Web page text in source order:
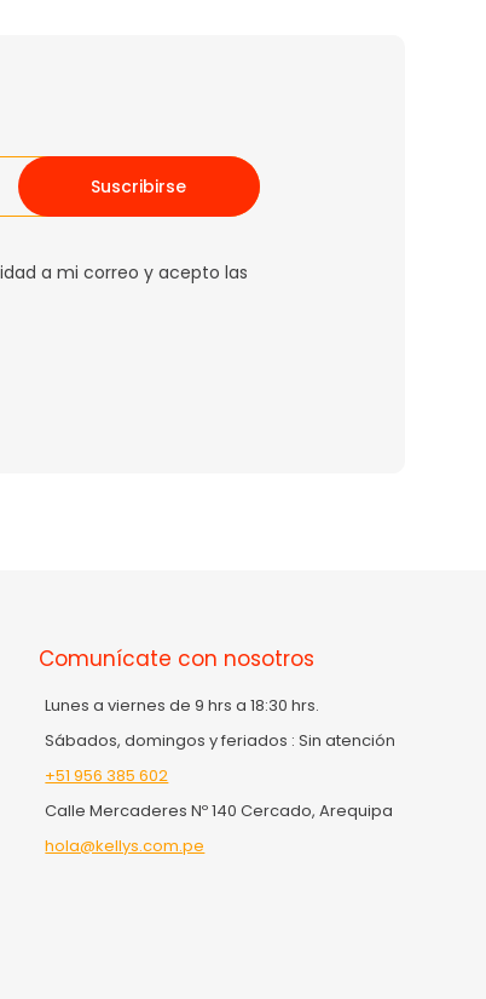
Suscribirse
a mi correo y acepto las
Comunícate con nosotros
Lunes a viernes de 9 hrs a 18:30 hrs.
Sábados, domingos y feriados : Sin atención
+51 956 385 602
Calle Mercaderes Nº 140 Cercado, Arequipa
hola@kellys.com.pe